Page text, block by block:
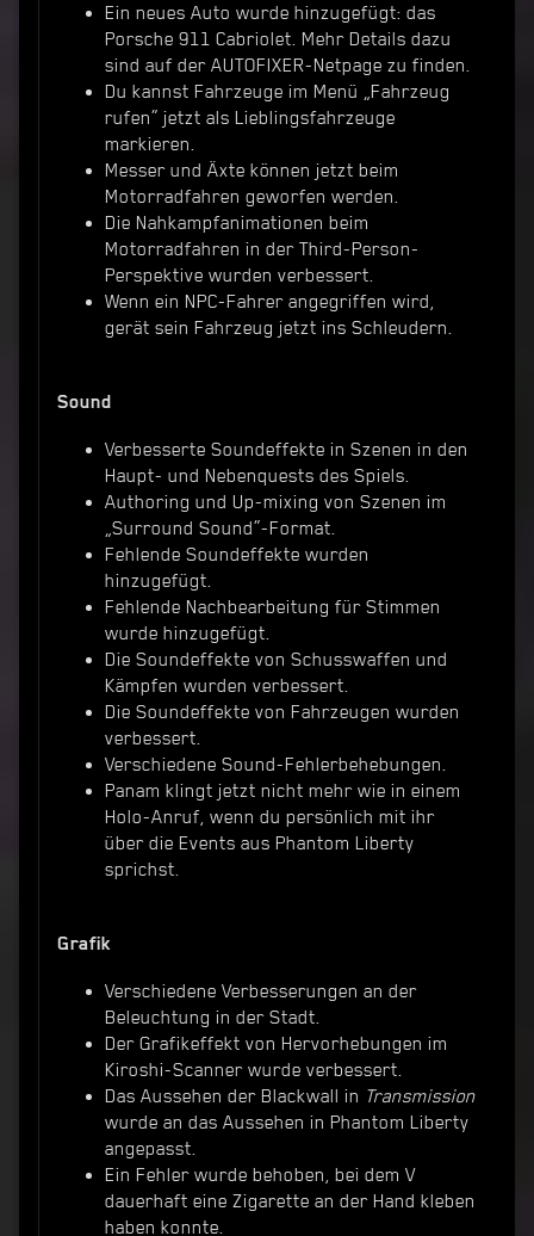
Ein neues Auto wurde hinzugefügt: das
Porsche 911 Cabriolet. Mehr Details dazu
sind auf der AUTOFIXER-Netpage zu finden.
Du kannst Fahrzeuge im Menü „Fahrzeug
rufen“ jetzt als Lieblingsfahrzeuge
markieren.
Messer und Äxte können jetzt beim
Motorradfahren geworfen werden.
Die Nahkampfanimationen beim
Motorradfahren in der Third-Person-
Perspektive wurden verbessert.
Wenn ein NPC-Fahrer angegriffen wird,
gerät sein Fahrzeug jetzt ins Schleudern.
Sound
Verbesserte Soundeffekte in Szenen in den
Haupt- und Nebenquests des Spiels.
Authoring und Up-mixing von Szenen im
„Surround Sound“-Format.
Fehlende Soundeffekte wurden
hinzugefügt.
Fehlende Nachbearbeitung für Stimmen
wurde hinzugefügt.
Die Soundeffekte von Schusswaffen und
Kämpfen wurden verbessert.
Die Soundeffekte von Fahrzeugen wurden
verbessert.
Verschiedene Sound-Fehlerbehebungen.
Panam klingt jetzt nicht mehr wie in einem
Holo-Anruf, wenn du persönlich mit ihr
über die Events aus Phantom Liberty
sprichst.
Grafik
Verschiedene Verbesserungen an der
Beleuchtung in der Stadt.
Der Grafikeffekt von Hervorhebungen im
Kiroshi-Scanner wurde verbessert.
Das Aussehen der Blackwall in Transmission
wurde an das Aussehen in Phantom Liberty
angepasst.
Ein Fehler wurde behoben, bei dem V
dauerhaft eine Zigarette an der Hand kleben
haben konnte.